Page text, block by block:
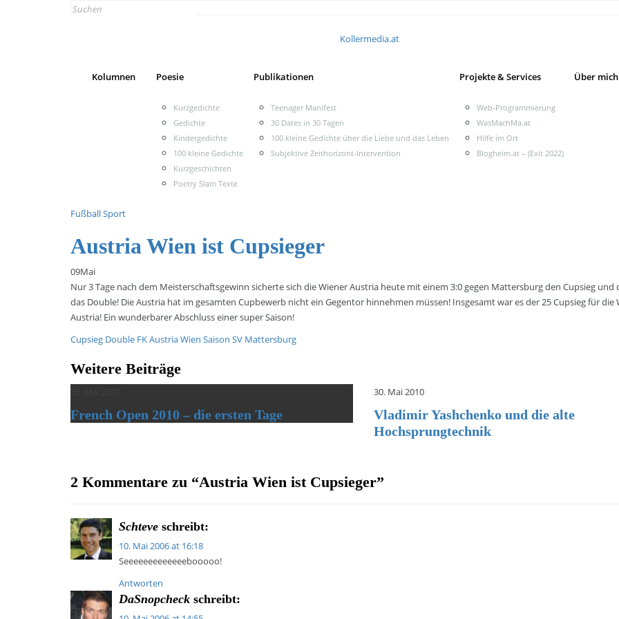
Search
Kollermedia.at
Kolumnen Poesie
Kurzgedichte
Gedichte
Kindergedichte
100 kleine Gedichte
Kurzgeschichten
Poetry Slam Texte
Publikationen
Teenager Manifest
30 Dates in 30 Tagen
100 kleine Gedichte über die Liebe und das Leben
Subjektive Zeithorizont-Intervention
Projekte & Services
Web-Programmierung
WasMachMa.at
Hilfe im Ort
Blogheim.at – (Exit 2022)
Über mich
FußballSport
Austria Wien ist Cupsieger
09Mai
Nur 3 Tage nach dem Meisterschaftsgewinn sicherte sich die Wiener Austria heute mit einem 3:0 gegen Mattersburg den Cupsieg und
das Double! Die Austria hat im gesamten Cupbewerb nicht ein Gegentor hinnehmen müssen! Insgesamt war es der 25 Cupsieg für die
Austria! Ein wunderbarer Abschluss einer super Saison!
Cupsieg Double FK Austria Wien Saison SV Mattersburg
Weitere Beiträge
French Open 2010 – die ersten Tage
30. Mai 2010
Vladimir Yashchenko und die alte
Hochsprungtechnik
2 Kommentare zu “Austria Wien ist Cupsieger”
Schteve schreibt:
10. Mai 2006 at 16:18
Seeeeeeeeeeeeebooooo!
Antworten
DaSnopcheck schreibt: